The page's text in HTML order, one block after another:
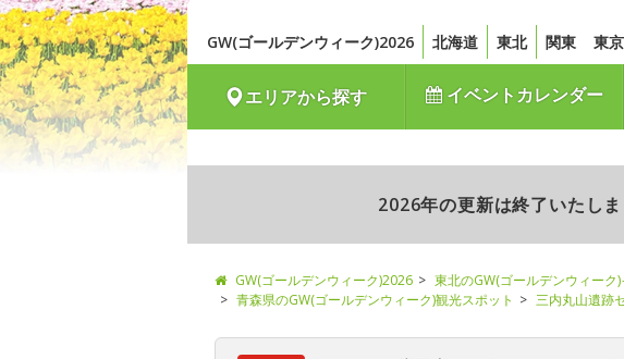
GW(ゴールデンウィーク)2026 北海道 東北 関東 東京
エリアから探す イベントカレンダー
2026年の更新は終了いたし
GW(ゴールデンウィーク)2026 東北のGW(ゴールデンウィーク
青森県のGW(ゴールデンウィーク)観光スポット
三内丸山遺跡